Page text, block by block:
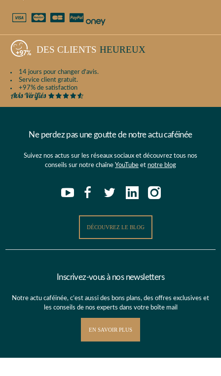
DES CLIENTS HEUREUX
14 jours pour changer d'avis.
Service client gratuit.
+97% de satisfaction
Ne perdez pas une goutte de notre actu caféinée
Suivez nos actus sur les réseaux sociaux et découvrez tous nos
conseils sur notre chaîne YouTube et notre blog
DÉCOUVREZ LE BLOG
Inscrivez-vous à nos newsletters
Notre actu caféinée, c’est aussi des bons plans, des offres exclusives et
les conseils de nos experts dans votre boîte mail
EN SAVOIR PLUS